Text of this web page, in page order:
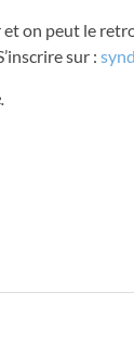
on peut le
sur :